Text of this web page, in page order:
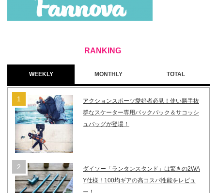
WEEKLY MONTHLY TOTAL
アクションスポーツ愛好者必見！使い勝手抜
群なスケーター専用バックパック＆サコッシ
ュバッグが登場！
ダイソー「ランタンスタンド」は驚きの2WA
Y仕様！100均ギアの高コスパ性能をレビュ